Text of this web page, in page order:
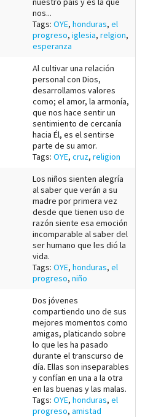
nos...
Tags: OYE, honduras, el
progreso, iglesia, relgion,
esperanza
Al cultivar una relación
personal con Dios,
desarrollamos valores
como; el amor, la armonía,
que nos hace sentir un
sentimiento de cercanía
hacia Él, es el sentirse
parte de su amor.
Tags: OYE, cruz, religion
Los niños sienten alegría
al saber que verán a su
madre por primera vez
desde que tienen uso de
razón siente esa emoción
incomparable al saber del
ser humano que les dió la
vida.
Tags: OYE, honduras, el
progreso, niño
Dos jóvenes
compartiendo uno de sus
mejores momentos como
amigas, platicando sobre
lo que les ha pasado
durante el transcurso de
día. Ellas son inseparables
y confían en una a la otra
en las buenas y las malas.
Tags: OYE, honduras, el
progreso, amistad